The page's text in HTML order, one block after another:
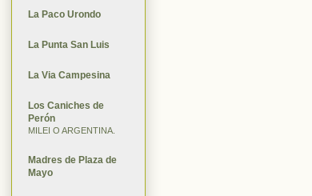
La Paco Urondo
La Punta San Luis
La Via Campesina
Los Caniches de
Perón
MILEI O ARGENTINA.
Madres de Plaza de
Mayo